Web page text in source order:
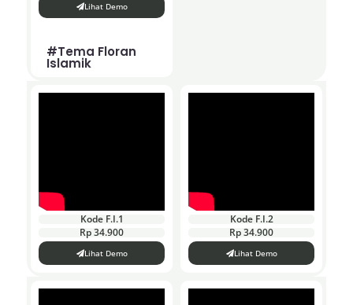
Lihat Demo
#Tema Floran
Islamik
Kode F.I.1
Rp 34.900
Lihat Demo
Kode F.I.2
Rp 34.900
Lihat Demo